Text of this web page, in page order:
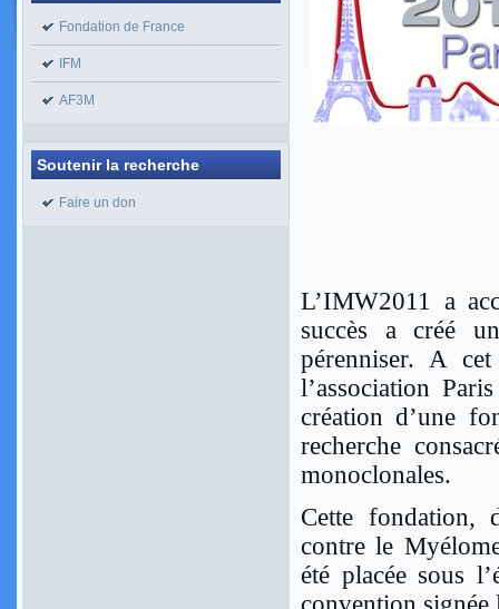
Fondation de France
IFM
AF3M
Soutenir la recherche
Faire un don
L’IMW2011 a
succès a créé
pérenniser. A
l’association
création d’une
recherche
monoclonales.
Cette fondation,
contre le
été placée sous